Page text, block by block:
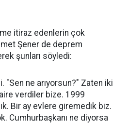
itiraz edenlerin çok
Şener de deprem
şunları söyledi:
"Sen ne arıyorsun?" Zaten iki
verdiler bize. 1999
Bir ay evlere giremedik biz.
Cumhurbaşkanı ne diyorsa